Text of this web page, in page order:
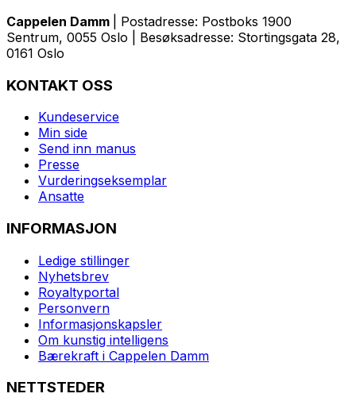
Cappelen Damm
| Postadresse: Postboks 1900
Sentrum, 0055 Oslo | Besøksadresse: Stortingsgata 28,
0161 Oslo
KONTAKT OSS
Kundeservice
Min side
Send inn manus
Presse
Vurderingseksemplar
Ansatte
INFORMASJON
Ledige stillinger
Nyhetsbrev
Royaltyportal
Personvern
Informasjonskapsler
Om kunstig intelligens
Bærekraft i Cappelen Damm
NETTSTEDER